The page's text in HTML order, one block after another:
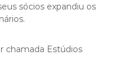
sócios expandiu os
chamada Estúdios